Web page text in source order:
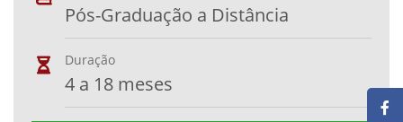
Pós-Graduação a Distância
Duração
4 a 18 meses